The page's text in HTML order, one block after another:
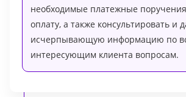
необходимые платежные
оплату, а также консультировать и
исчерпывающую информацию по
интересующим клиента вопросам.